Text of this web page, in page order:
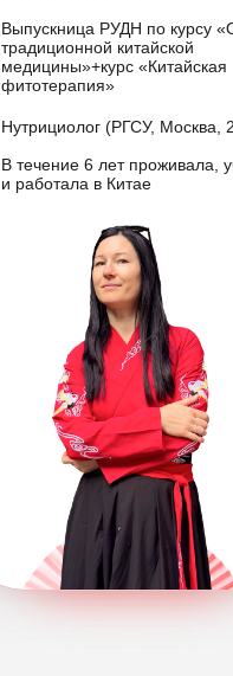
В течение 6 лет проживала,
и работала в Китае
Нутрициолог (РГСУ, Москва,
Выпускница РУДН по курсу
традиционной китайской
медицины»+курс «Китайская
фитотерапия»